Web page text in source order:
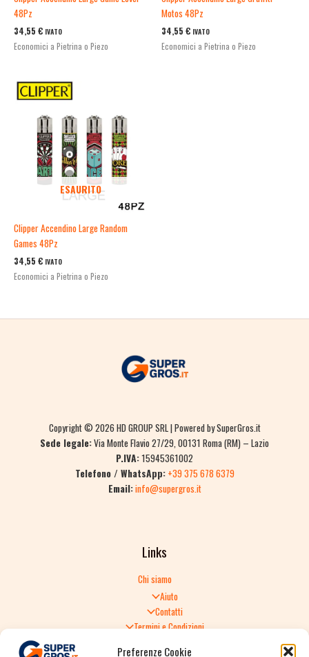
Preferenze Cookie
48Pz
34,55 € IVATO
Economici a Pietrina o Piezo
Motos 48Pz
34,55 € IVATO
Economici a Pietrina o Piezo
ESAURITO
Clipper Accendino Large Random
Games 48Pz
34,55 € IVATO
Economici a Pietrina o Piezo
Copyright © 2026 HD GROUP SRL | Powered by SuperGros.it
Sede legale:Via Monte Flavio 27/29, 00131 Roma (RM) – Lazio
P.IVA:15945361002
Telefono / WhatsApp: +39 375 678 6379
Email:info@supergros.it
Links
Chi siamo
Aiuto
Contatti
Termini e Condizioni